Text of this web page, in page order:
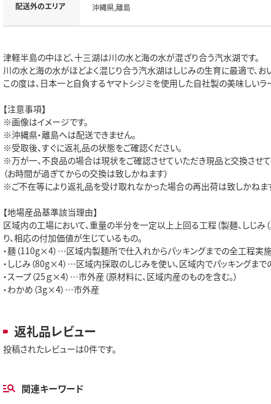
配送外のエリア 沖縄県,離島
津軽半島の中ほど、十三湖は川の水と海の水が混ざり合う汽水湖です。
川の水と海の水がほどよく混じり合う汽水湖はしじみの生育に最適で、お
この度は、日本一と自負するヤマトシジミを使用した自社製の美味しいラ
【注意事項】
※画像はイメージです。
※沖縄県・離島へは配送できません。
※受取後、すぐに返礼品の状態をご確認ください。
※万が一、不良品の場合は現状をご確認させていただき現品と交換させて
（お時間が過ぎてからの交換は致しかねます）
※ご不在等により返礼品を受け取れなかった場合の再出荷は致しかねま
【地場産品基準該当理由】
区域内の工場において、重量の半分を一定以上上回る工程（製麺、しじみ（
り、相応の付加価値が生じているもの。
・麺（110g×4）…区域内製麺所で仕入れからパッキングまでの全工程実施
・しじみ（80g×4）…区域内採取のしじみを使い、区域内でパッキングまで
・スープ（25ｇ×4）…市外産（原材料に、区域内産のものを含む。）
・わかめ（3g×4）…市外産
返礼品レビュー
投稿されたレビューは0件です。
関連キーワード